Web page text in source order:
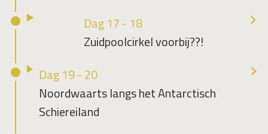
Dag 17 - 18
Zuidpoolcirkel voorbij??!
Dag 19 - 20
Noordwaarts langs het Antarctisch
Schiereiland